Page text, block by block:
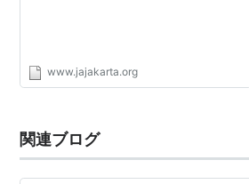
www.jajakarta.org
関連ブログ